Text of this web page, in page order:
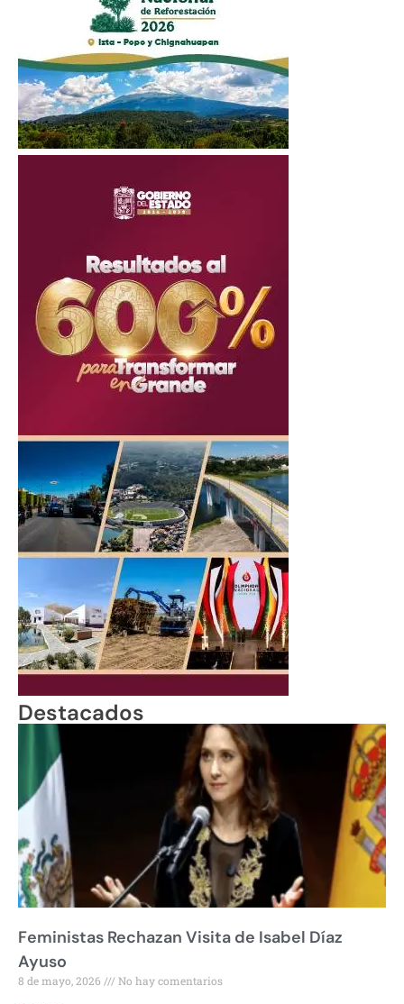
Destacados
Feministas Rechazan Visita de Isabel Díaz
Ayuso
8 de mayo, 2026 No hay comentarios